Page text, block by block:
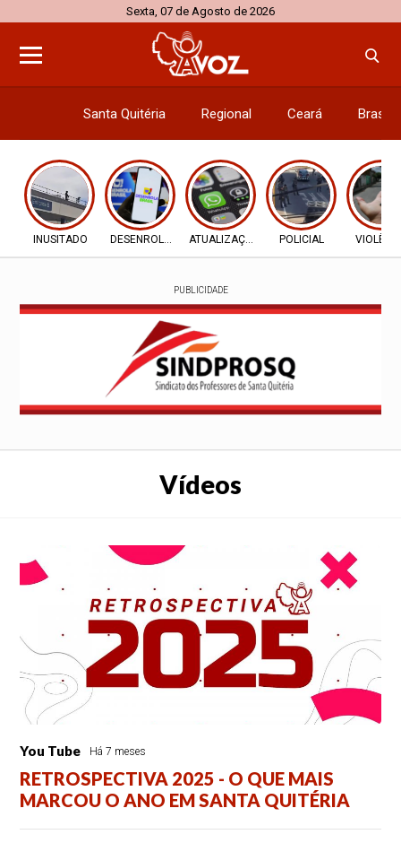
Sexta, 07 de Agosto de 2026
Santa Quitéria Regional Ceará Brasil
INUSITADO DESENROLA 2.0 ATUALIZAÇÕES POLICIAL
PUBLICIDADE
Vídeos
You Tube Há 7 meses
RETROSPECTIVA 2025 - O QUE MAIS
MARCOU O ANO EM SANTA QUITÉRIA